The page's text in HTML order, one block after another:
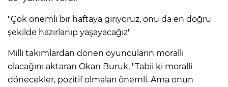
"Çok önemli bir haftaya giriyoruz, onu da en doğru
şekilde hazırlanıp yaşayacağız"
Milli takımlardan dönen oyuncuların moralli
olacağını aktaran Okan Buruk, "Tabii ki moralli
dönecekler, pozitif olmaları önemli. Ama onun